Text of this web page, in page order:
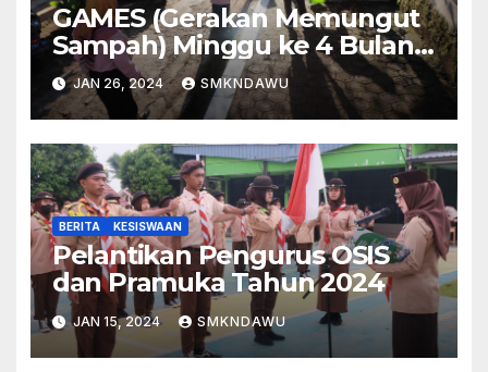
GAMES (Gerakan Memungut
Sampah) Minggu ke 4 Bulan
Januari Tahun 2024
JAN 26, 2024 SMKNDAWU
BERITA KESISWAAN
Pelantikan Pengurus OSIS
dan Pramuka Tahun 2024
JAN 15, 2024 SMKNDAWU